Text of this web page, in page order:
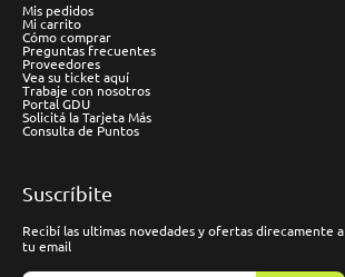
Mis pedidos
Mi carrito
Cómo comprar
Preguntas frecuentes
Proveedores
Vea su ticket aquí
Trabaje con nosotros
Portal GDU
Solicitá la Tarjeta Más
Consulta de Puntos
Suscríbite
Recibí las ultimas novedades y ofertas direcamente a
tu email